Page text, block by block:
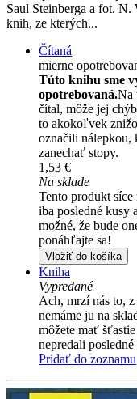
Saul Steinberga a fot. N.
knih, ze kterých...
Čítaná
mierne
Túto knihu sme
opotrebovaná.Na
čítal, môže jej
to akokoľvek
označili nálepkou,
zanechať stopy.
1,53 €
Na sklade
Tento produkt síce
iba posledné kusy
možné, že bude
ponáhľajte sa!
Vložiť do košíka
Kniha
Vypredané
Ach, mrzí nás to,
nemáme ju na
môžete mať
nepredali posledné
Pridať do zoznamu